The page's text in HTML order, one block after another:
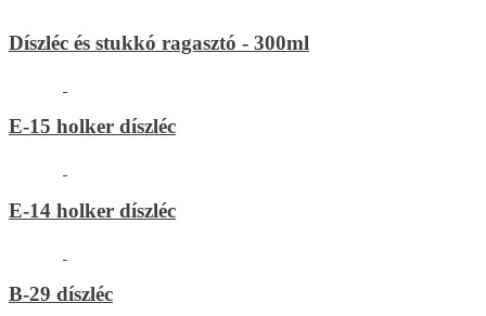
Díszléc és stukkó ragasztó - 300ml
E-15 holker díszléc
E-14 holker díszléc
B-29 díszléc